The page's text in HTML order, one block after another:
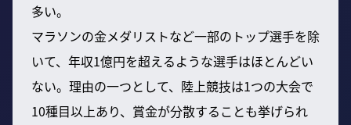
多い。
マラソンの金メダリストなど一部のトップ選手を除
いて、年収1億円を超えるような選手はほとんどい
ない。理由の一つとして、陸上競技は1つの大会で
10種目以上あり、賞金が分散することも挙げられ